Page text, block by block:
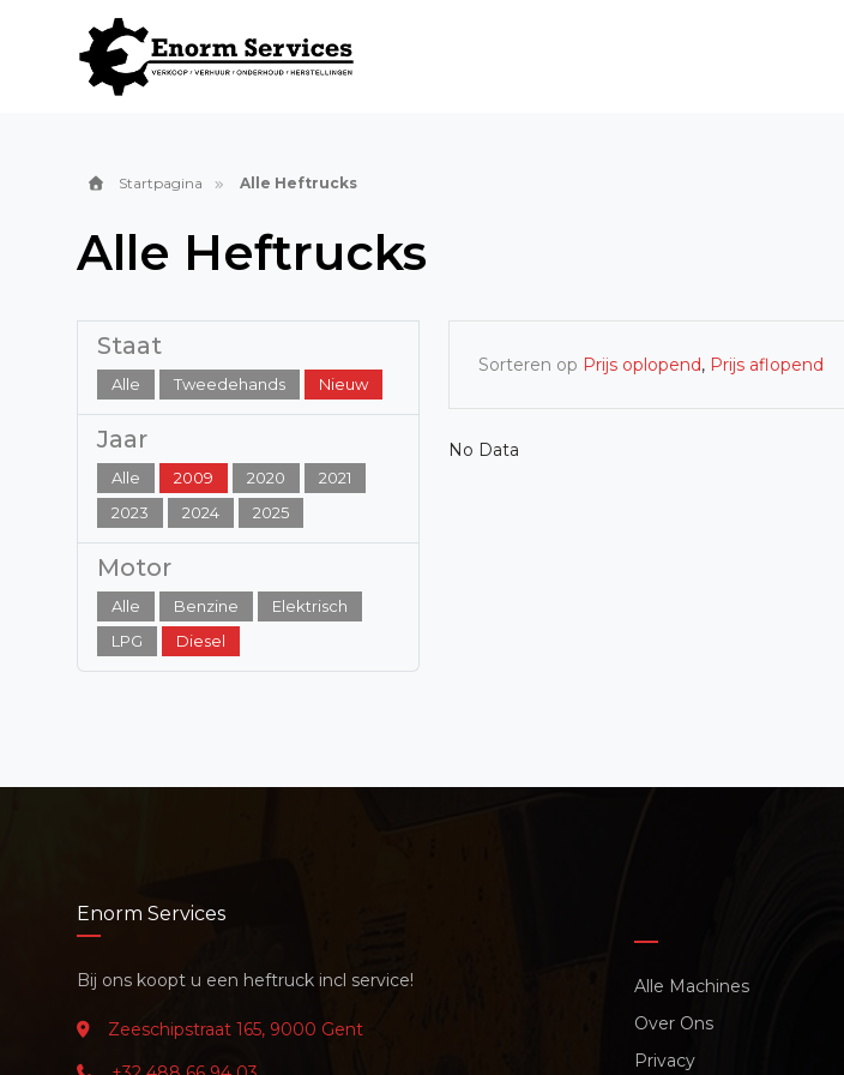
Startpagina Alle Heftrucks
Alle Heftrucks
Staat
Alle Tweedehands Nieuw
Jaar
Alle 2009 2020
2021
2023
2024 2025
Motor
Alle Benzine
Elektrisch
LPG
Diesel
Sorteren op Prijs oplopend, Prijs aflopend
No Data
Enorm Services
Bij ons koopt u een heftruck incl service!
Zeeschipstraat 165, 9000 Gent
Alle Machines
Over Ons
Privacy